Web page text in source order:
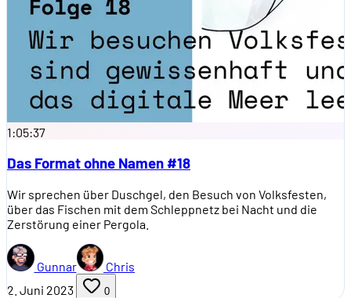
1:05:37
Das Format ohne Namen #18
Wir sprechen über Duschgel, den Besuch von Volksfesten,
über das Fischen mit dem Schleppnetz bei Nacht und die
Zerstörung einer Pergola.
Gunnar
Chris
2. Juni 2023
0